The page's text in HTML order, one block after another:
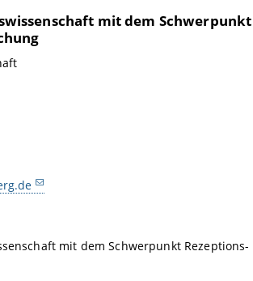
mit dem Schwerpunkt
mit dem Schwerpunkt Rezeptions-